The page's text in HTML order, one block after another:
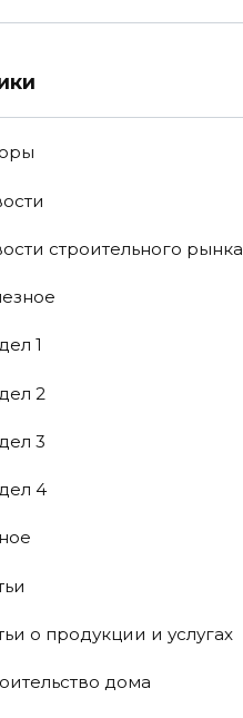
строительного рынка
1
2
3
4
o продукции и услугах
дома